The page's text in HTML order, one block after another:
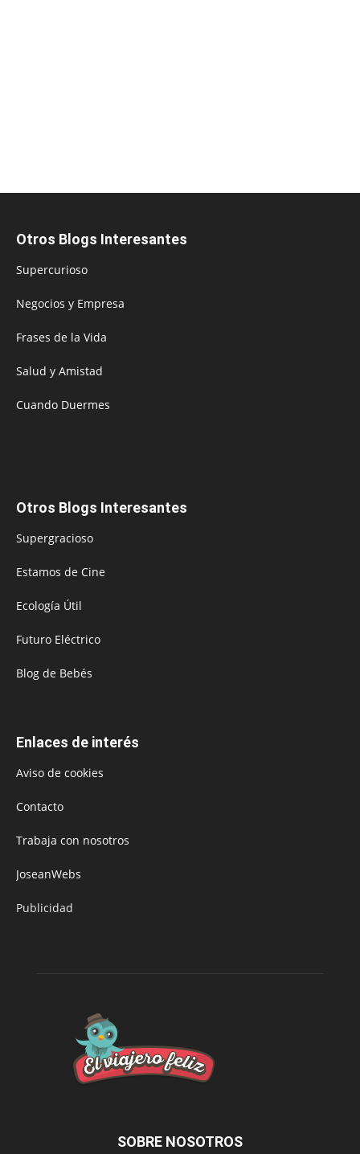
Otros Blogs Interesantes
Supercurioso
Negocios y Empresa
Frases de la Vida
Salud y Amistad
Cuando Duermes
Otros Blogs Interesantes
Supergracioso
Estamos de Cine
Ecología Útil
Futuro Eléctrico
Blog de Bebés
Enlaces de interés
Aviso de cookies
Contacto
Trabaja con nosotros
JoseanWebs
Publicidad
SOBRE NOSOTROS